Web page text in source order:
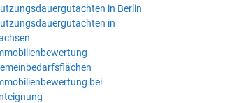
in Berlin
in
bei